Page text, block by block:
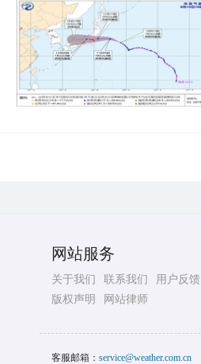
网站服务
关于我们 联系我们
用户反馈
版权声明
网站律师
客服邮箱： service@weather.com.cn